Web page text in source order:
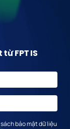
FPT IS
bảo mật dữ liệu